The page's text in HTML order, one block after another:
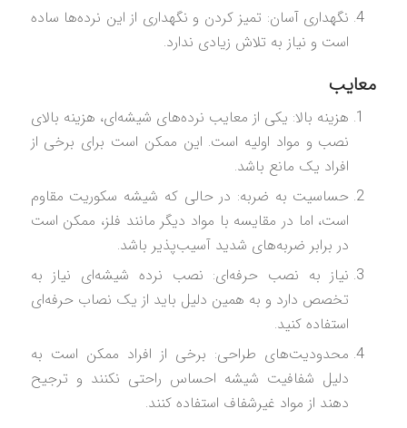
نگهداری آسان: تمیز کردن و نگهداری از این نرده‌ها ساده
است و نیاز به تلاش زیادی ندارد.
معایب
هزینه بالا: یکی از معایب نرده‌های شیشه‌ای، هزینه بالای
نصب و مواد اولیه است. این ممکن است برای برخی از
افراد یک مانع باشد.
حساسیت به ضربه: در حالی که شیشه سکوریت مقاوم
است، اما در مقایسه با مواد دیگر مانند فلز، ممکن است
در برابر ضربه‌های شدید آسیب‌پذیر باشد.
نیاز به نصب حرفه‌ای: نصب نرده شیشه‌ای نیاز به
تخصص دارد و به همین دلیل باید از یک نصاب حرفه‌ای
استفاده کنید.
محدودیت‌های طراحی: برخی از افراد ممکن است به
دلیل شفافیت شیشه احساس راحتی نکنند و ترجیح
دهند از مواد غیرشفاف استفاده کنند.